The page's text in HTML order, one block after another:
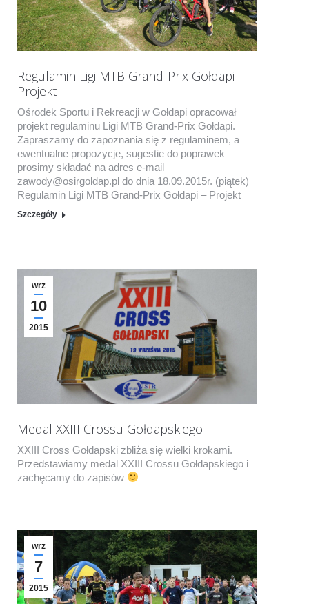
Regulamin Ligi MTB Grand-Prix Gołdapi –
Projekt
Ośrodek Sportu i Rekreacji w Gołdapi opracował
projekt regulaminu Ligi MTB Grand-Prix Gołdapi.
Zapraszamy do zapoznania się z regulaminem, a
ewentualne propozycje, sugestie do poprawek
prosimy składać na adres e-mail
zawody@osirgoldap.pl do dnia 18.09.2015r. (piątek)
Regulamin Ligi MTB Grand-Prix Gołdapi – Projekt
Szczegóły
wrz
10
2015
Medal XXIII Crossu Gołdapskiego
XXIII Cross Gołdapski zbliża się wielki krokami.
Przedstawiamy medal XXIII Crossu Gołdapskiego i
zachęcamy do zapisów
wrz
7
2015